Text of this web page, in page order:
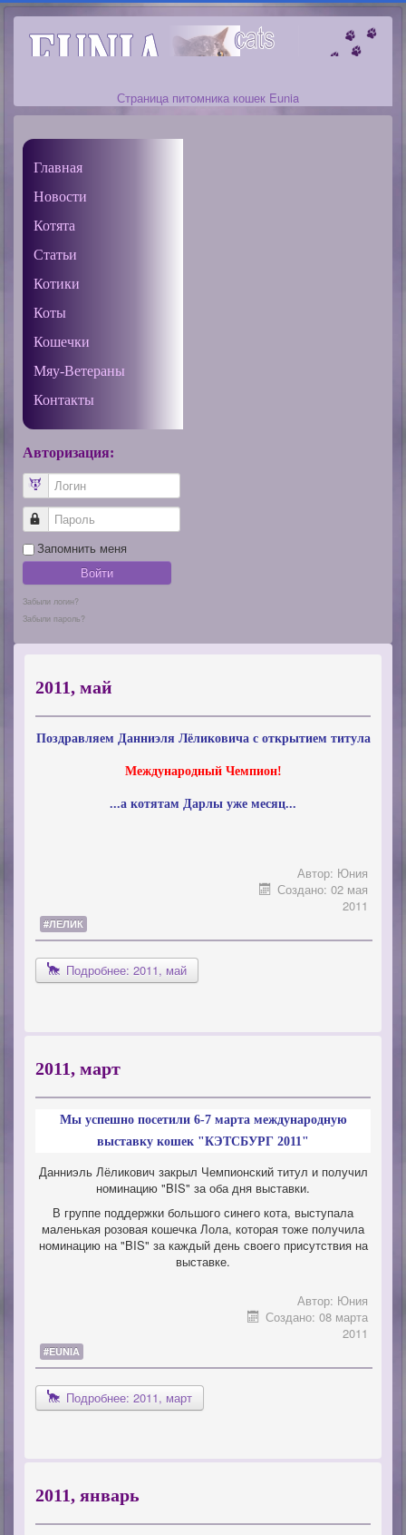
Страница питомника кошек Eunia
Главная
Новости
Котята
Статьи
Котики
Коты
Кошечки
Мяу-Ветераны
Контакты
Авторизация:
Логин
Пароль
Запомнить меня
Войти
Забыли логин?
Забыли пароль?
2011, май
Поздравляем Данниэля Лёликовича с открытием титула
Международный Чемпион!
...а котятам Дарлы уже месяц...
Автор: Юния
Создано: 02 мая
2011
#ЛЕЛИК
Подробнее: 2011, май
2011, март
Мы успешно посетили 6-7 марта международную
выставку кошек "КЭТСБУРГ 2011"
Данниэль Лёликович закрыл Чемпионский титул и получил
номинацию "BIS" за оба дня выставки.
В группе поддержки большого синего кота, выступала
маленькая розовая кошечка Лола, которая тоже получила
номинацию на "BIS" за каждый день своего присутствия на
выставке.
Автор: Юния
Создано: 08 марта
2011
#EUNIA
Подробнее: 2011, март
2011, январь